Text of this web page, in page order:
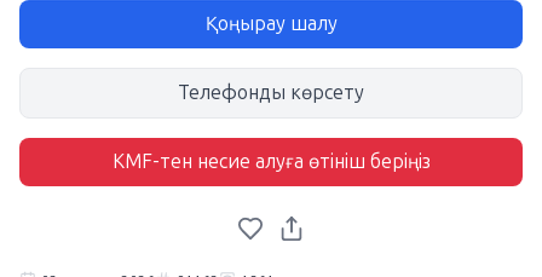
Қоңырау шалу
Телефонды көрсету
KMF-тен несие алуға өтініш беріңіз